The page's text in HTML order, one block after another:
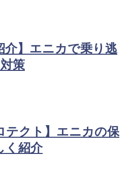
介】エニカで乗り逃
策
テクト】エニカの保
く紹介